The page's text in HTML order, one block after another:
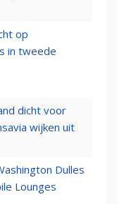
op
in tweede
dicht voor
wijken uit
Dulles
Lounges